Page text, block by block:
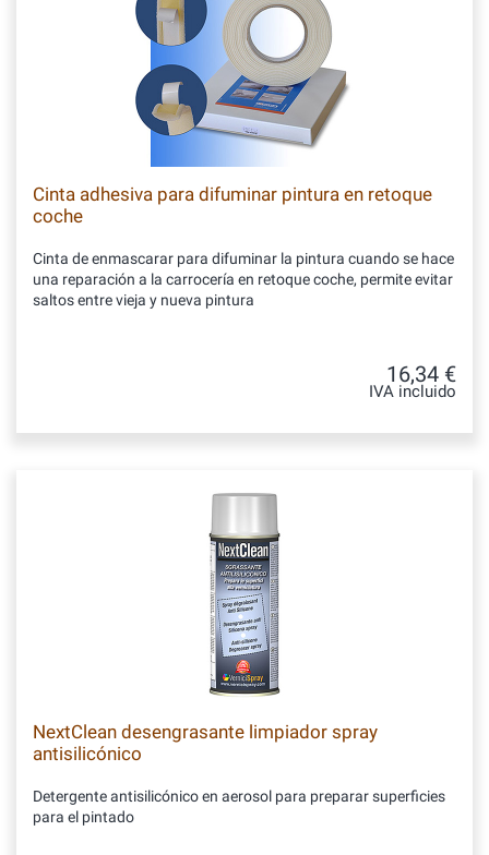
Cinta adhesiva para difuminar pintura en retoque
coche
Cinta de enmascarar para difuminar la pintura cuando se hace
una reparación a la carrocería en retoque coche, permite evitar
saltos entre vieja y nueva pintura
16,34 €
IVA incluido
NextClean desengrasante limpiador spray
antisilicónico
Detergente antisilicónico en aerosol para preparar superficies
para el pintado